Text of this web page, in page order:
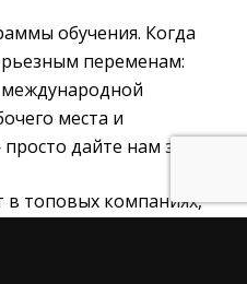
обучения. Когда
переменам:
места и
дайте нам знать.
топовых компаниях,